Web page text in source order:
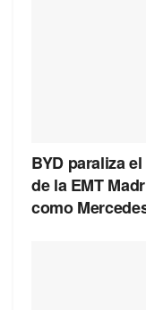
BYD paraliza
de la EMT
como